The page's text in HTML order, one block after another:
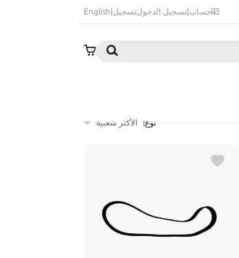
حساب|تسجيل الدخولتسجيل|
English
نوع: الأكثر شعبية